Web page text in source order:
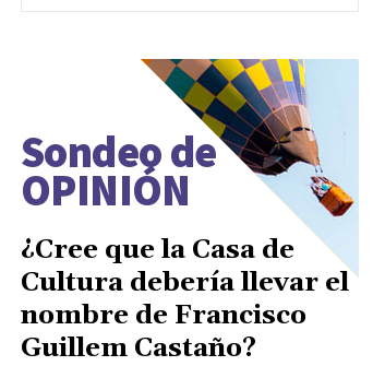
Sondeo de
OPINIÓN
¿Cree que la Casa de
Cultura debería llevar el
nombre de Francisco
Guillem Castaño?